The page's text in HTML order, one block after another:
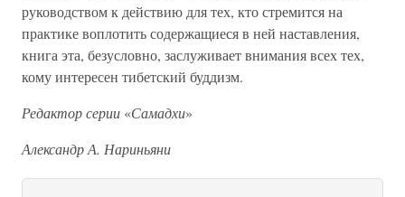
руководством к действию для тех, кто стремится на
практике воплотить содержащиеся в ней наставления,
книга эта, безусловно, заслуживает внимания всех тех,
кому интересен тибетский буддизм.
Редактор серии «Самадхи»
Александр А. Нариньяни